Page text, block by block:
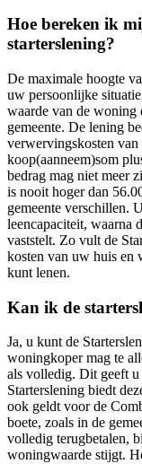
Hoe bereken ik
starterslening?
De maximale hoogte
uw persoonlijke
waarde van de woning
gemeente. De lening
verwervingskosten
koop(aanneem)som
bedrag mag niet meer
is nooit hoger dan
gemeente verschillen.
leencapaciteit, waarna
vaststelt. Zo vult de
kosten van uw huis en
kunt lenen.
Kan ik de
Ja, u kunt de
woningkoper mag te
als volledig. Dit geeft
Starterslening biedt
ook geldt voor de
boete, zoals in de
volledig terugbetalen,
woningwaarde stijgt.